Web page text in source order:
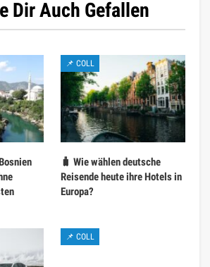
Dir Auch Gefallen
📌 COLL
🧳 Wie wählen deutsche
Reisende heute ihre Hotels in
Europa?
📌 COLL